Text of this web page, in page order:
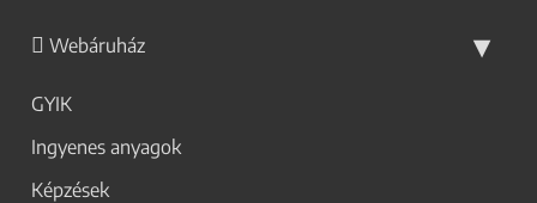
Webáruház
GYIK
Ingyenes anyagok
Képzések